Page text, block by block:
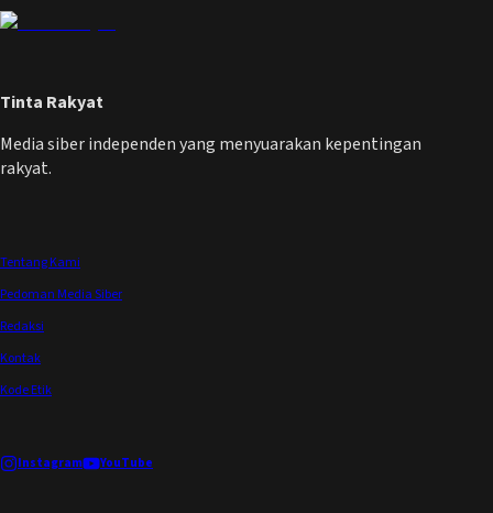
Tinta Rakyat
Media siber independen yang menyuarakan kepentingan
rakyat.
Tentang Kami
Pedoman Media Siber
Redaksi
Kontak
Kode Etik
Instagram YouTube